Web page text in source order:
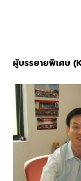
ผู้บรรยายพิเศษ